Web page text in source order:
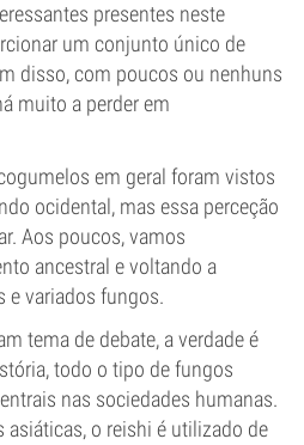
presentes neste
um conjunto único de
disso, com poucos ou nenhuns
muito a perder em
em geral foram vistos
ocidental, mas essa perceção
Aos poucos, vamos
ancestral e voltando a
e variados fungos.
tema de debate, a verdade é
todo o tipo de fungos
nas sociedades humanas.
asiáticas, o reishi é utilizado de